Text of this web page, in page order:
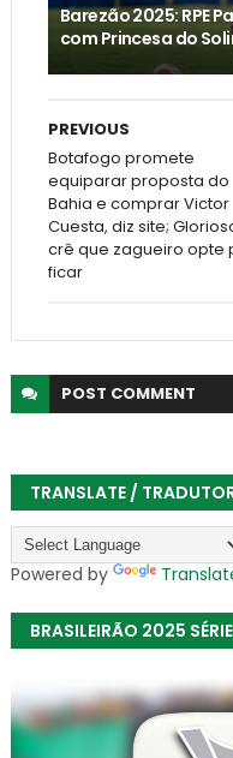
Barezão 2025: RPE
com Princesa do
PREVIOUS
Botafogo promete
equiparar proposta do
Bahia e comprar Victor
Cuesta, diz site;
crê que zagueiro opte
ficar
POST COMMENT
TRANSLATE /
Powered by
BRASILEIRÃO 2025